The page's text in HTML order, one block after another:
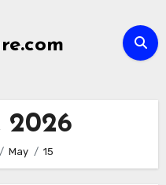
2026
May 15